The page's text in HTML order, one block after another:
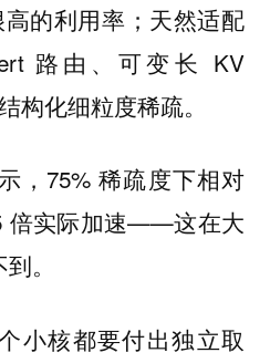
的利用率；天然适配
路由、可变长 KV
构化细粒度稀疏。
，75% 稀疏度下相对
倍实际加速——这在大
。
小核都要付出独立取